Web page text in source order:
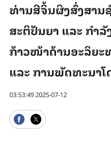
ທ່ານສີຈິ້ນຜິງສົ່ງສານຊົ
ສະຕິປັນຍາ ແລະ ກຳ
ກ້າວໜ້າດ້ານອະລິຍະ
ແລະ ການພັດທະນາໂ
03:53:49 2025-07-12